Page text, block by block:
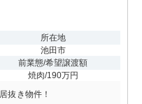
所在地
池田市
前業態/希望譲渡額
焼肉/190万円
抜き物件！